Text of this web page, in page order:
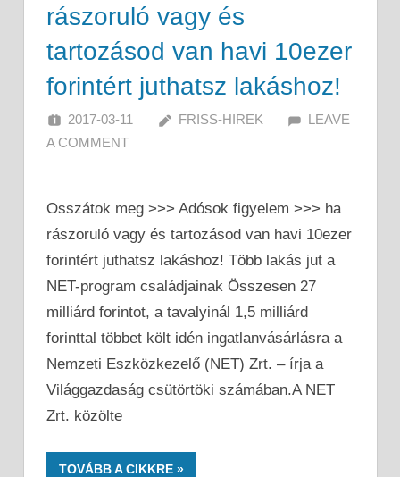
rászoruló vagy és
tartozásod van havi 10ezer
forintért juthatsz lakáshoz!
2017-03-11 FRISS-HIREK
LEAVE
A COMMENT
Osszátok meg >>> Adósok figyelem >>> ha
rászoruló vagy és tartozásod van havi 10ezer
forintért juthatsz lakáshoz! Több lakás jut a
NET-program családjainak Összesen 27
milliárd forintot, a tavalyinál 1,5 milliárd
forinttal többet költ idén ingatlanvásárlásra a
Nemzeti Eszközkezelő (NET) Zrt. – írja a
Világgazdaság csütörtöki számában.A NET
Zrt. közölte
TOVÁBB A CIKKRE